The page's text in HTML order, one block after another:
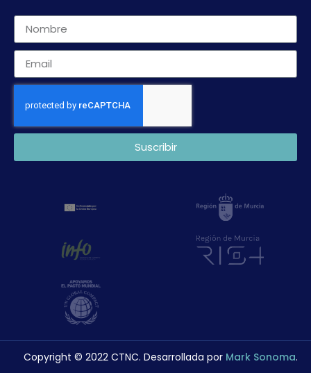
Suscribir
Copyright © 2022 CTNC. Desarrollada por Mark Sonoma.